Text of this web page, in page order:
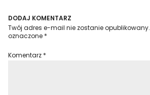
DODAJ KOMENTARZ
Twój adres e-mail nie zostanie opublikowany.
oznaczone *
Komentarz *